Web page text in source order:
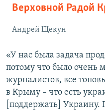
Верховной Радой
Андрей Щекун
«У нас была задача
потому что было очень
журналистов, все
в Крыму – что есть
[поддержать] Украину.